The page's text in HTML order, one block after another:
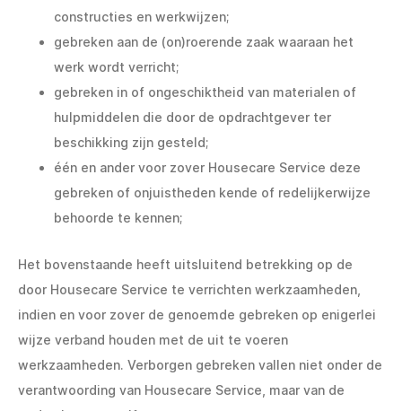
constructies en werkwijzen;
gebreken aan de (on)roerende zaak waaraan het
werk wordt verricht;
gebreken in of ongeschiktheid van materialen of
hulpmiddelen die door de opdrachtgever ter
beschikking zijn gesteld;
één en ander voor zover Housecare Service deze
gebreken of onjuistheden kende of redelijkerwijze
behoorde te kennen;
Het bovenstaande heeft uitsluitend betrekking op de
door Housecare Service te verrichten werkzaamheden,
indien en voor zover de genoemde gebreken op enigerlei
wijze verband houden met de uit te voeren
werkzaamheden. Verborgen gebreken vallen niet onder de
verantwoording van Housecare Service, maar van de